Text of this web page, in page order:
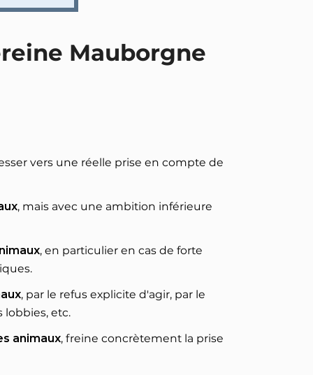
Mauborgne
vers une réelle prise en compte de
, mais avec une ambition inférieure
, en particulier en cas de forte
, par le refus explicite d'agir, par le
lobbies, etc.
animaux, freine concrètement la prise